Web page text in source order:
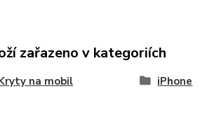
zařazeno v kategoriích
na mobil iPhone